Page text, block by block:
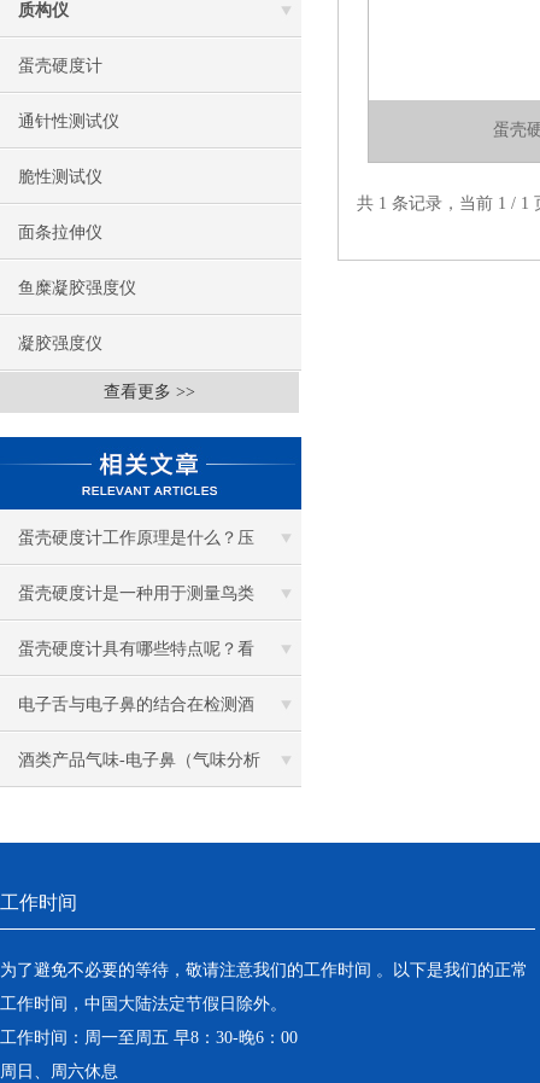
质构仪
蛋壳硬度计
通针性测试仪
脆性测试仪
面条拉伸仪
鱼糜凝胶强度仪
凝胶强度仪
查看更多 >>
蛋壳硬度计工作原理是什么？压
力检测核心机制解析
蛋壳硬度计是一种用于测量鸟类
或爬行动物蛋壳硬度的仪器
蛋壳硬度计具有哪些特点呢？看
完本篇你就知道了
电子舌与电子鼻的结合在检测酒
上发挥了不小的作用
酒类产品气味-电子鼻（气味分析
蛋壳
共 1 条记录，当前 1 /
工作时间
为了避免不必要的等待，敬请注意我们的工作时间 。以下是我们的正常
工作时间，中国大陆法定节假日除外。
工作时间：周一至周五 早8：30-晚6：00
周日、周六休息